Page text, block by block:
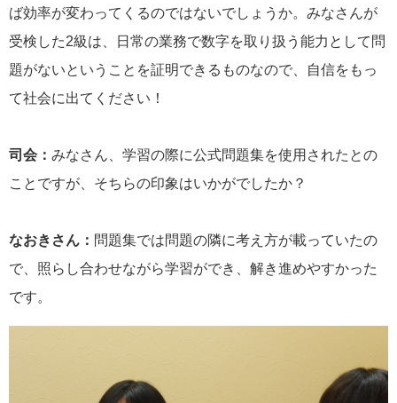
ば効率が変わってくるのではないでしょうか。みなさんが
受検した2級は、日常の業務で数字を取り扱う能力として問
題がないということを証明できるものなので、自信をもっ
て社会に出てください！
司会： みなさん、学習の際に公式問題集を使用されたとの
ことですが、そちらの印象はいかがでしたか？
なおきさん： 問題集では問題の隣に考え方が載っていたの
で、照らし合わせながら学習ができ、解き進めやすかった
です。